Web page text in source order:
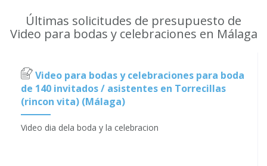
Últimas solicitudes de presupuesto de
Video para bodas y celebraciones en Málaga
Video para bodas y celebraciones para boda
de 140 invitados / asistentes en Torrecillas
(rincon vita) (Málaga)
Video dia dela boda y la celebracion